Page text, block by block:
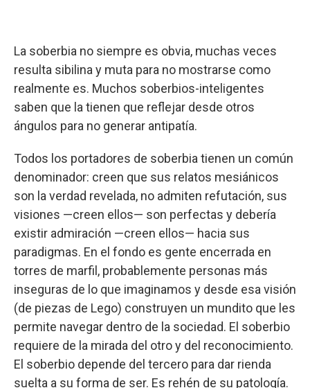
La soberbia no siempre es obvia, muchas veces
resulta sibilina y muta para no mostrarse como
realmente es. Muchos soberbios-inteligentes
saben que la tienen que reflejar desde otros
ángulos para no generar antipatía.
Todos los portadores de soberbia tienen un común
denominador: creen que sus relatos mesiánicos
son la verdad revelada, no admiten refutación, sus
visiones —creen ellos— son perfectas y debería
existir admiración —creen ellos— hacia sus
paradigmas. En el fondo es gente encerrada en
torres de marfil, probablemente personas más
inseguras de lo que imaginamos y desde esa visión
(de piezas de Lego) construyen un mundito que les
permite navegar dentro de la sociedad. El soberbio
requiere de la mirada del otro y del reconocimiento.
El soberbio depende del tercero para dar rienda
suelta a su forma de ser. Es rehén de su patología.